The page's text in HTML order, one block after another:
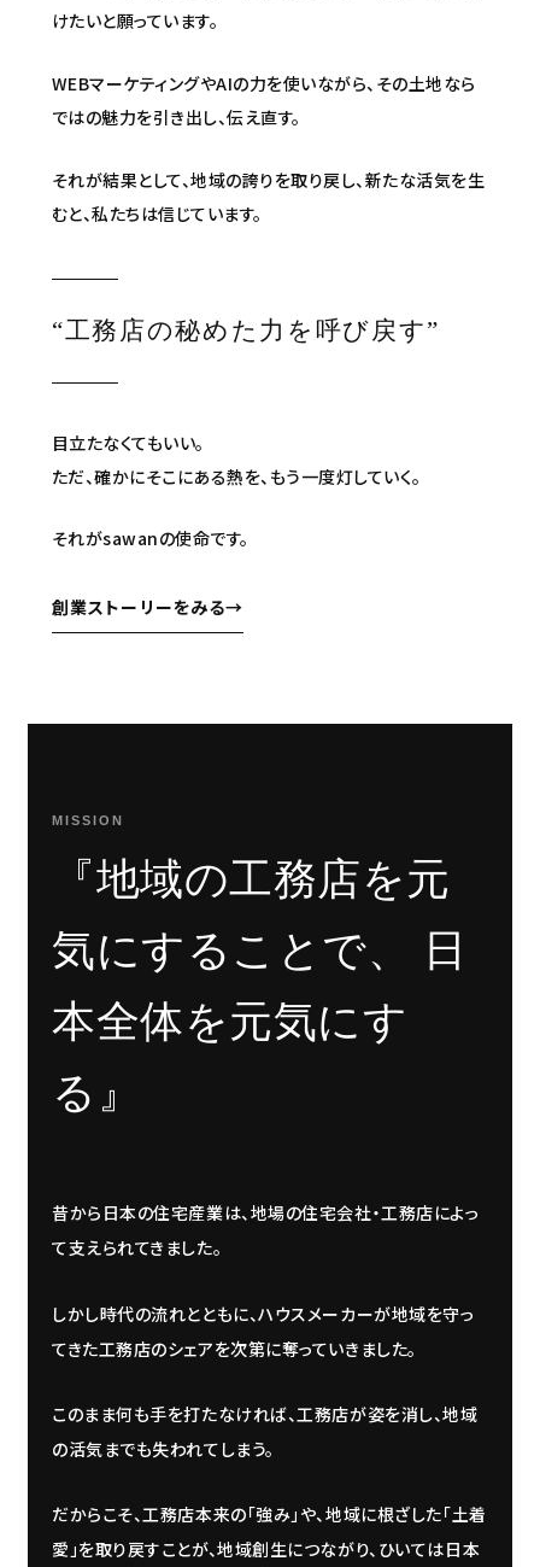
けたいと願っています。
WEBマーケティングやAIの力を使いながら、その土地なら
ではの魅力を引き出し、伝え直す。
それが結果として、地域の誇りを取り戻し、新たな活気を生
むと、私たちは信じています。
“工務店の秘めた力を呼び戻す”
目立たなくてもいい。
ただ、確かにそこにある熱を、もう一度灯していく。
それがsawanの使命です。
創業ストーリーをみる→
MISSION
『地域の工務店を元
気にすることで、
日
本全体を元気にす
る』
昔から日本の住宅産業は、地場の住宅会社・工務店によっ
て支えられてきました。
しかし時代の流れとともに、ハウスメーカーが地域を守っ
てきた工務店のシェアを次第に奪っていきました。
このまま何も手を打たなければ、工務店が姿を消し、地域
の活気までも失われてしまう。
だからこそ、工務店本来の「強み」や、地域に根ざした「土着
愛」を取り戻すことが、地域創生につながり、ひいては日本